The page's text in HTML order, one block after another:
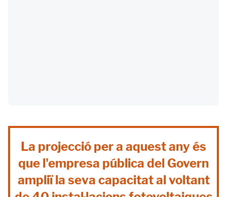
La projecció per a aquest any és
que l'empresa pública del Govern
ampliï la seva capacitat al voltant